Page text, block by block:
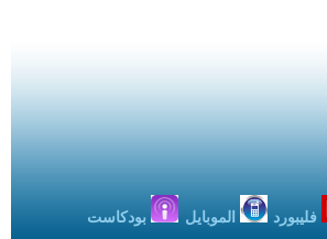
فليبورد الموبايل بودكاست